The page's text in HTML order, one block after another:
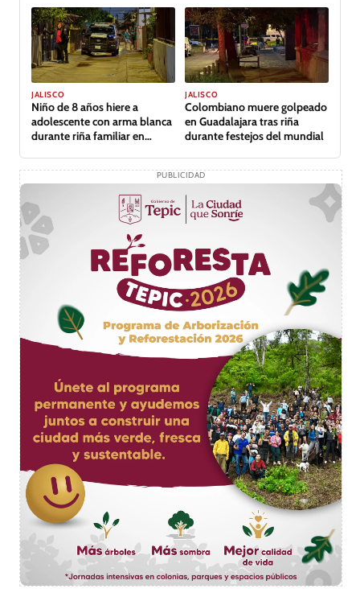
JALISCO
Niño de 8 años hiere a
adolescente con arma blanca
durante riña familiar en
JALISCO
Colombiano muere golpeado
en Guadalajara tras riña
durante festejos del mundial
PUBLICIDAD